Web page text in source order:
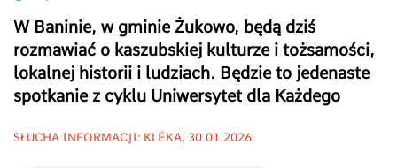
W Baninie, w gminie Żukowo, będą dziś
rozmawiać o kaszubskiej kulturze i tożsamości,
lokalnej historii i ludziach. Będzie to jedenaste
spotkanie z cyklu Uniwersytet dla Każdego
SŁUCHA INFORMACJI: KLËKA, 30.01.2026